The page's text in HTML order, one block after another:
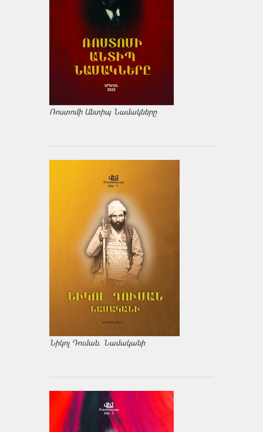
Ռոստոմի Անտիպ Նամակները
Նիկոլ Դուման. Նամականի